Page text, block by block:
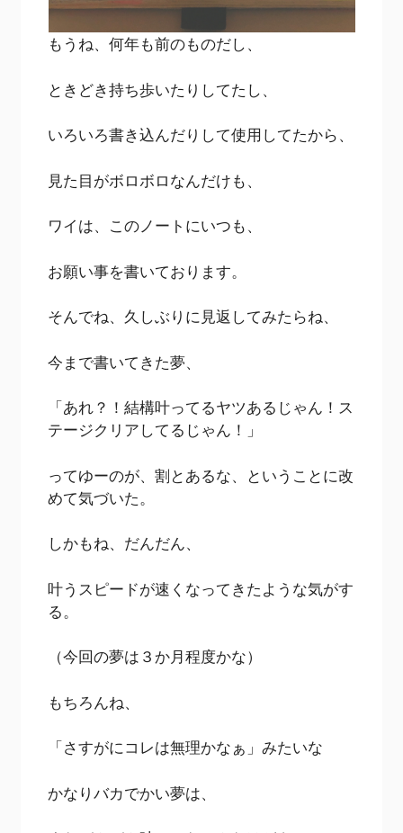
もうね、何年も前のものだし、
ときどき持ち歩いたりしてたし、
いろいろ書き込んだりして使用してたから、
見た目がボロボロなんだけも、
ワイは、このノートにいつも、
お願い事を書いております。
そんでね、久しぶりに見返してみたらね、
今まで書いてきた夢、
「あれ？！結構叶ってるヤツあるじゃん！ス
テージクリアしてるじゃん！」
ってゆーのが、割とあるな、ということに改
めて気づいた。
しかもね、だんだん、
叶うスピードが速くなってきたような気がす
る。
（今回の夢は３か月程度かな）
もちろんね、
「さすがにコレは無理かなぁ」みたいな
かなりバカでかい夢は、